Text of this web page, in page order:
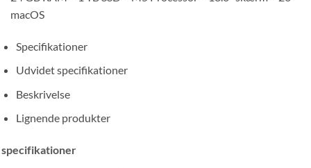
macOS
Specifikationer
Udvidet specifikationer
Beskrivelse
Lignende produkter
specifikationer